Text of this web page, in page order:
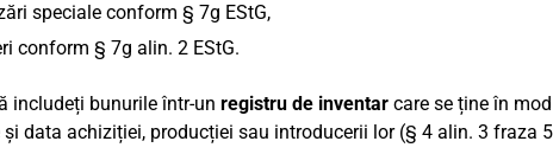
speciale conform § 7g EStG,
conform § 7g alin. 2 EStG.
includeți bunurile într-un registru de inventarcare se ține în
și data achiziției, producției sau introducerii lor (§ 4 alin. 3 fraza